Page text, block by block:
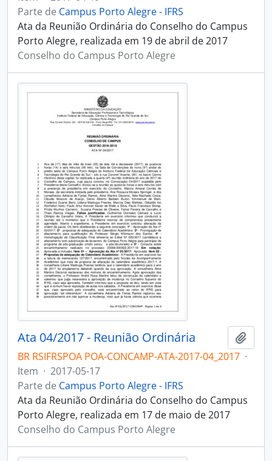
Parte de Campus Porto Alegre - IFRS
Ata da Reunião Ordinária do Conselho do Campus
Porto Alegre, realizada em 19 de abril de 2017
Conselho do Campus Porto Alegre
Ata 04/2017 - Reunião Ordinária
BR RSIFRSPOA POA-CONCAMP-ATA-2017-04_2017 ·
Item · 2017-05-17
Parte de Campus Porto Alegre - IFRS
Ata da Reunião Ordinária do Conselho do Campus
Porto Alegre, realizada em 17 de maio de 2017
Conselho do Campus Porto Alegre